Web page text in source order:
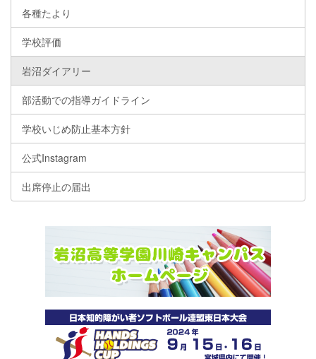
各種たより
学校評価
岩沼ダイアリー
部活動での指導ガイドライン
学校いじめ防止基本方針
公式Instagram
出席停止の届出